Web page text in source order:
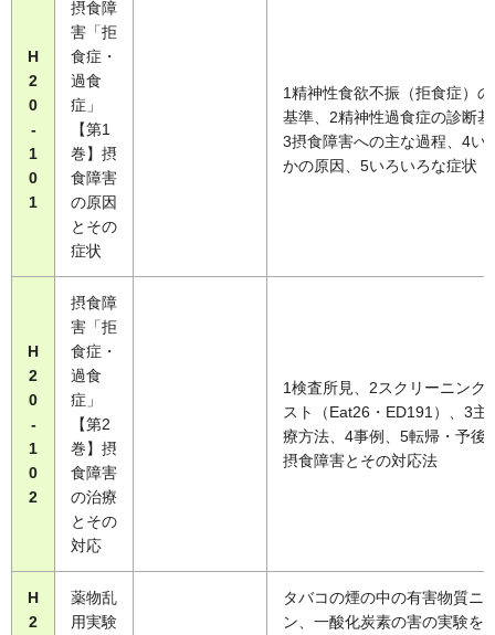
H
2
0
-
1
0
1
摂食障
害「拒
食症・
過食
症」
【第1
巻】摂
食障害
の原因
とその
症状
1精神性食欲不振（拒食症）
基準、2精神性過食症の診断
3摂食障害への主な過程、4い
かの原因、5いろいろな症状
H
2
0
-
1
0
2
摂食障
害「拒
食症・
過食
症」
【第2
巻】摂
食障害
の治療
とその
対応
1検査所見、2スクリーニンク
スト（Eat26・ED191）、3主
療方法、4事例、5転帰・予後
摂食障害とその対応法
H
2
薬物乱
用実験
タバコの煙の中の有害物質ニ
ン、一酸化炭素の害の実験を